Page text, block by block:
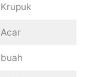
Krupuk
Acar
buah